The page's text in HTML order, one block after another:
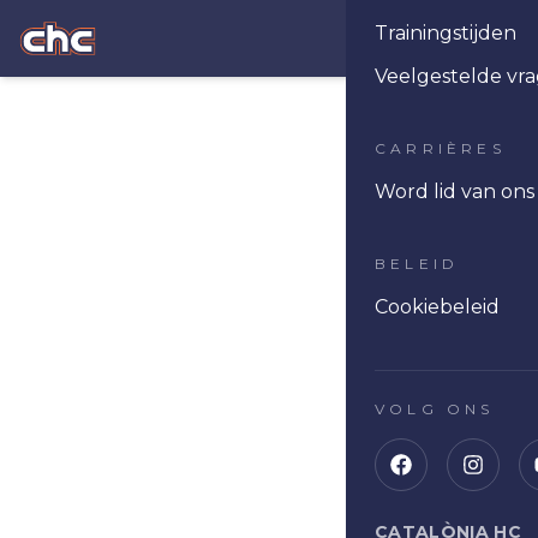
Trainingstijden
Veelgestelde
CARRIÈRES
Word lid van
BELEID
Cookiebeleid
VOLG ONS
CATALÒNIA HC